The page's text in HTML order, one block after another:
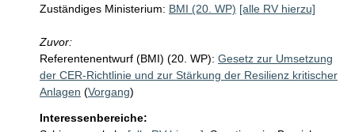
Zuständiges Ministerium: BMI (20. WP) [alle RV hierzu]
Zuvor:
Referentenentwurf (BMI) (20. WP): Gesetz zur Umsetzung
der CER-Richtlinie und zur Stärkung der Resilienz kritischer
Anlagen (Vorgang)
Interessenbereiche: